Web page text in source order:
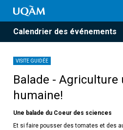
Calendrier des événements
VISITE GUIDÉE
Balade -
humaine!
Une balade du Coeur des sciences
Et si faire pousser des tomates et des